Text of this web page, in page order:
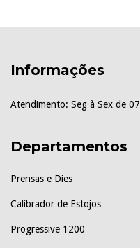
Informações
Atendimento: Seg à Sex de
Departamentos
Prensas e Dies
Calibrador de Estojos
Progressive 1200